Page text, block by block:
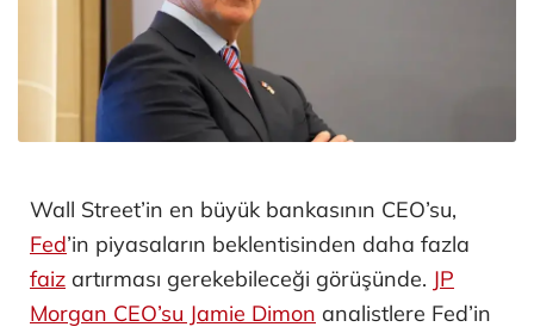
Wall Street’in en büyük bankasının CEO’su,
Fed’in piyasaların beklentisinden daha fazla
faiz artırması gerekebileceği görüşünde. JP
Morgan CEO’su Jamie Dimon analistlere Fed’in